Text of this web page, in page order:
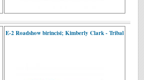
E-2 Roadshow birincisi; Kimberly Clark - Tribal